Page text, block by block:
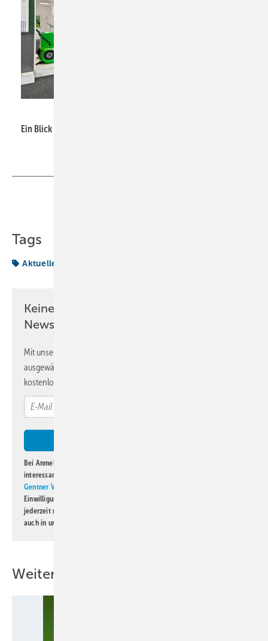
Ein Blick in die Ausstellung, u.a. mit Wärmepumpen.
Tags
Aktuelles aus der Branche
Keine Zeit? Kein Problem mit dem KK
Newsletter!
Mit unserem Newsletter erhalten Sie regelmäßig von uns
ausgewählte Informationen und Neuigkeiten, gebündelt und
kostenlos direkt ins Postfach.
Bei Anmeldung zu diesem Newsletter bin ich damit einverstanden, über
interessante Verlags- und Online-Angebote
Gentner Verlag GmbH & Co. KG
Einwilligung kann ich jederzeit widerrufen und eine Abmeldung ist
jederzeit möglich. Informationen zum Umgang mit Daten finden Sie
auch in unserer
Weitere Inhalte